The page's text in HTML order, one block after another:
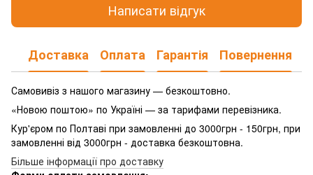
Написати відгук
Доставка Оплата Гарантія Повернення
Самовивіз з нашого магазину — безкоштовно.
«Новою поштою» по Україні — за тарифами перевізника.
Кур'єром по Полтаві при замовленні до 3000грн - 150грн, при
замовленні від 3000грн - доставка безкоштовна.
Більше інформації про доставку